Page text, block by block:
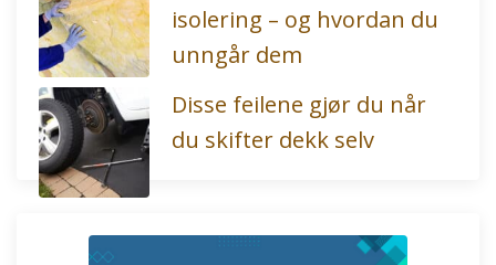
isolering – og hvordan du
unngår dem
Disse feilene gjør du når
du skifter dekk selv